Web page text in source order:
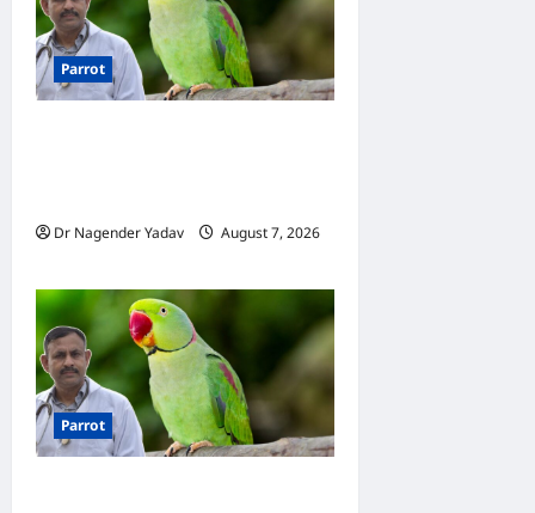
Parrot
Dr Nagender Yadav
August 7, 2026
Parrot